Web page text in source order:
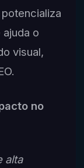
o
visual,
no
alta